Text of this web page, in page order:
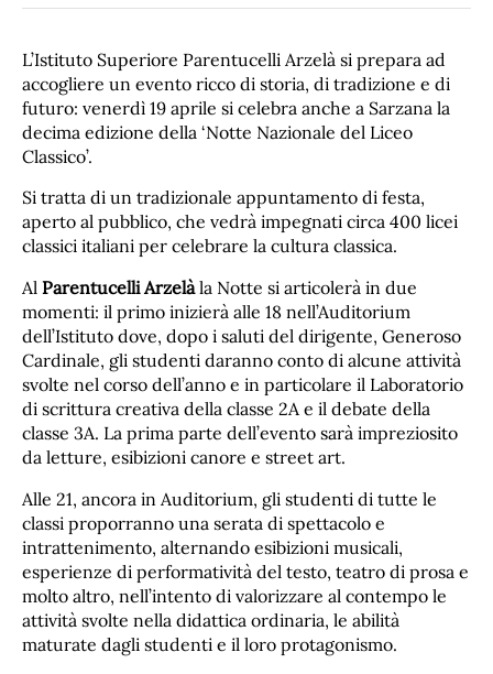
L’Istituto Superiore Parentucelli Arzelà si prepara ad
accogliere un evento ricco di storia, di tradizione e di
futuro: venerdì 19 aprile si celebra anche a Sarzana la
decima edizione della ‘Notte Nazionale del Liceo
Classico’.
Si tratta di un tradizionale appuntamento di festa,
aperto al pubblico, che vedrà impegnati circa 400 licei
classici italiani per celebrare la cultura classica.
Al Parentucelli Arzelàla Notte si articolerà in due
momenti: il primo inizierà alle 18 nell’Auditorium
dell’Istituto dove, dopo i saluti del dirigente, Generoso
Cardinale, gli studenti daranno conto di alcune attività
svolte nel corso dell’anno e in particolare il Laboratorio
di scrittura creativa della classe 2A e il debate della
classe 3A. La prima parte dell’evento sarà impreziosito
da letture, esibizioni canore e street art.
Alle 21, ancora in Auditorium, gli studenti di tutte le
classi proporranno una serata di spettacolo e
intrattenimento, alternando esibizioni musicali,
esperienze di performatività del testo, teatro di prosa e
molto altro, nell’intento di valorizzare al contempo le
attività svolte nella didattica ordinaria, le abilità
maturate dagli studenti e il loro protagonismo.